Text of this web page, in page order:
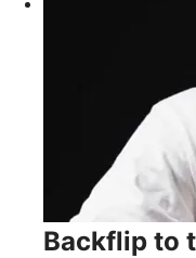
Backflip to